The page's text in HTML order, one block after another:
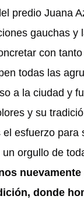
predio Juana
gauchas y
con
todas las
a la ciudad y
y su
esfuerzo
orgullo de
donde